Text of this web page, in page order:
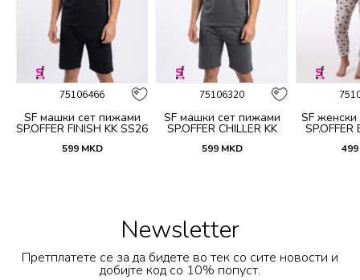
75106466
SF машки сет пижами
SP.OFFER FINISH KK SS26
599 MKD
75106320
SF машки сет пижами
SP.OFFER CHILLER KK
599 MKD
SF
499
Newsletter
Претплатете се за да бидете во тек со сите новости и
добијте код со 10% попуст.